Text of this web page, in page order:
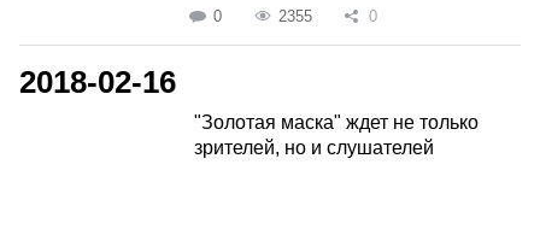
0 2355 0
2018-02-16
"Золотая маска" ждет не только
зрителей, но и слушателей